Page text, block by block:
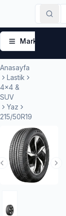
Markalar
Anasayfa
Lastik
4x4 &
SUV
Yaz
215/50R19
Previous Slide